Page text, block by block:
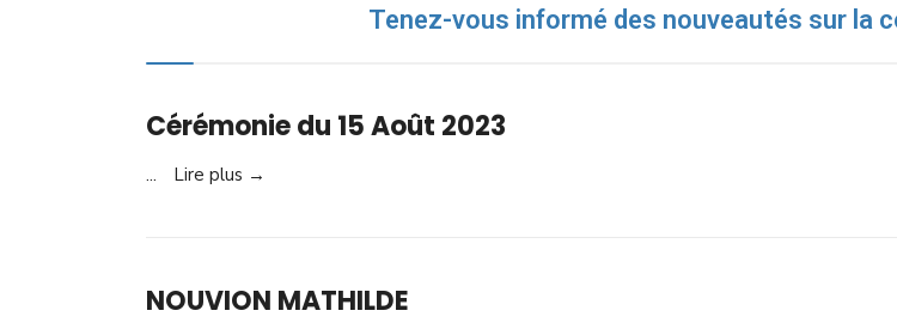
Tenez-vous informé des nouveautés sur la
Cérémonie du 15 Août 2023
... Lire plus →
NOUVION MATHILDE